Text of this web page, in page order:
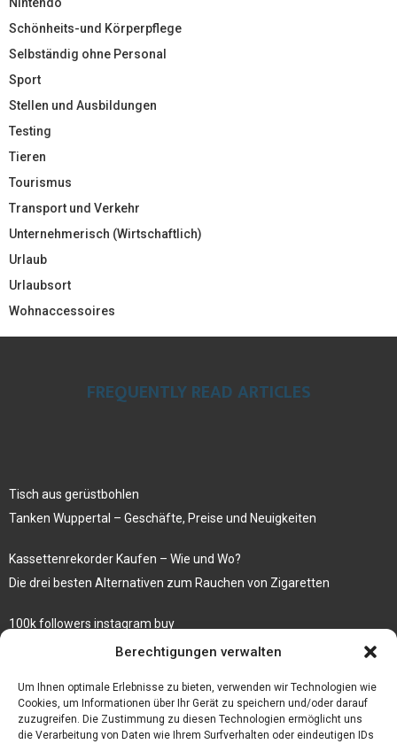
Berechtigungen verwalten
Um Ihnen optimale Erlebnisse zu bieten, verwenden wir Technologien wie
Cookies, um Informationen über Ihr Gerät zu speichern und/oder darauf
zuzugreifen. Die Zustimmung zu diesen Technologien ermöglicht uns
die Verarbeitung von Daten wie Ihrem Surfverhalten oder eindeutigen IDs
Schönheits-und Körperpflege
Selbständig ohne Personal
Sport
Stellen und Ausbildungen
Testing
Tieren
Tourismus
Transport und Verkehr
Unternehmerisch (Wirtschaftlich)
Urlaub
Urlaubsort
Wohnaccessoires
FREQUENTLY READ ARTICLES
Tisch aus gerüstbohlen
Tanken Wuppertal – Geschäfte, Preise und Neuigkeiten
Kassettenrekorder Kaufen – Wie und Wo?
Die drei besten Alternativen zum Rauchen von Zigaretten
100k followers instagram buy
Rezepte für gekochte Süßkartoffeln
Gönnen Sie sich bedruckte Fliesen mit einem eigenen Bild